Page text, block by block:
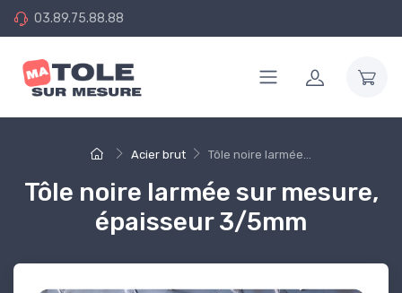
03.89.75.88.88
Acier brut Tôle noire larmée...
Tôle noire larmée sur mesure,
épaisseur 3/5mm